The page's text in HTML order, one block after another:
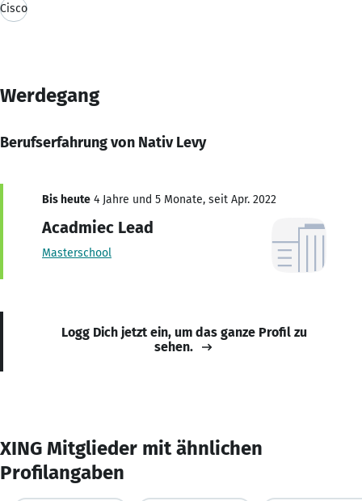
Cisco
Werdegang
Berufserfahrung von Nativ Levy
Bis heute 4 Jahre und 5 Monate, seit Apr. 2022
Acadmiec Lead
Masterschool
Logg Dich jetzt ein, um das ganze Profil zu
sehen.
XING Mitglieder mit ähnlichen
Profilangaben